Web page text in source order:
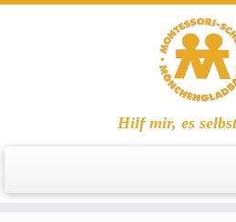
Hilf mir, es